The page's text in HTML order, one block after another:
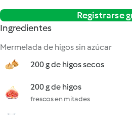
Registrarse
Ingredientes
Mermelada de higos sin azúcar
200 g de higos secos
200 g de higos
frescos en mitades